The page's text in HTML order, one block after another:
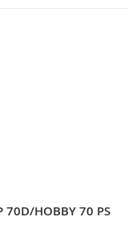
HOBBY 70 PS